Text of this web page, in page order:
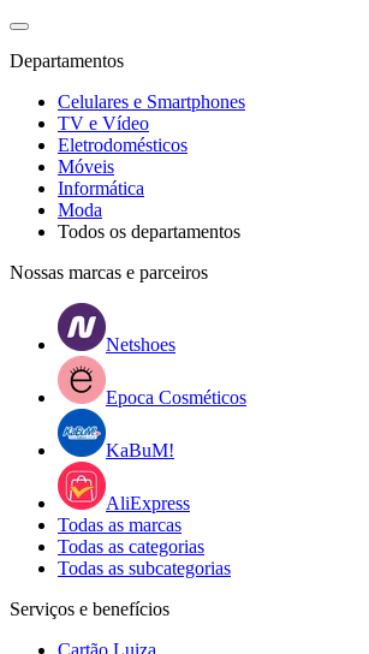
Departamentos
Celulares e Smartphones
TV e Vídeo
Eletrodomésticos
Móveis
Informática
Moda
Todos os departamentos
Nossas marcas e parceiros
Netshoes
Epoca Cosméticos
KaBuM!
AliExpress
Todas as marcas
Todas as categorias
Todas as subcategorias
Serviços e benefícios
Cartão Luiza